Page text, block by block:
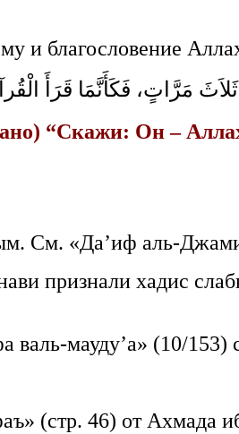
и благословение
مَرَّاتٍ، فَكَأَنَّمَا قَرَأَ
“Скажи: Он –
См. «Да’иф аль-
признали хадис
мауду’а» (10/153)
(стр. 46) от Ахмада